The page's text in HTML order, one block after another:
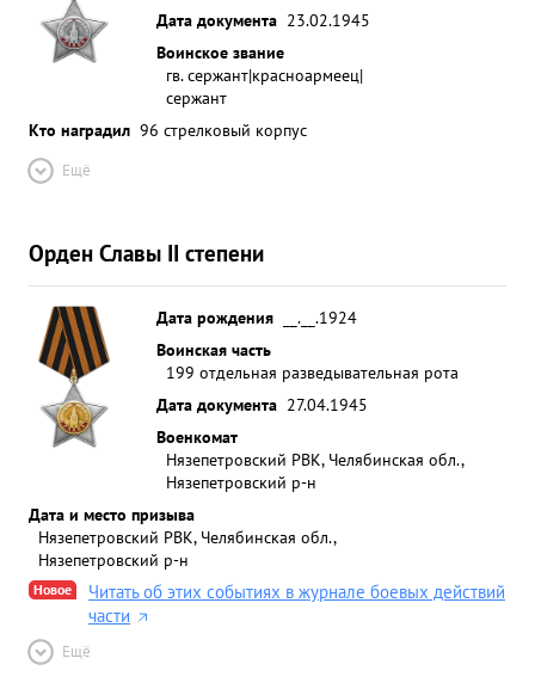
Дата документа 23.02.1945
Воинское звание
гв. сержант|красноармеец|
сержант
Кто наградил 96 стрелковый корпус
Ещё
Орден Славы II степени
Дата рождения
__.__.1924
Воинская часть
199 отдельная разведывательная рота
Дата документа 27.04.1945
Военкомат
Нязепетровский РВК, Челябинская обл.,
Нязепетровский р-н
Дата и место призыва
Нязепетровский РВК, Челябинская обл.,
Нязепетровский р-н
Новое
Читать об этих событиях в журнале боевых действий
части
Ещё